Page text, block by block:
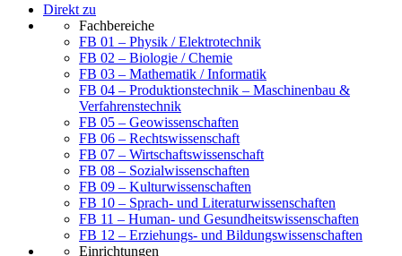
Direkt zu
Fachbereiche
FB 01 – Physik / Elektrotechnik
FB 02 – Biologie / Chemie
FB 03 – Mathematik / Informatik
FB 04 – Produktionstechnik – Maschinenbau &
Verfahrenstechnik
FB 05 – Geowissenschaften
FB 06 – Rechtswissenschaft
FB 07 – Wirtschaftswissenschaft
FB 08 – Sozialwissenschaften
FB 09 – Kulturwissenschaften
FB 10 – Sprach- und Literaturwissenschaften
FB 11 – Human- und Gesundheitswissenschaften
FB 12 – Erziehungs- und Bildungswissenschaften
Einrichtungen